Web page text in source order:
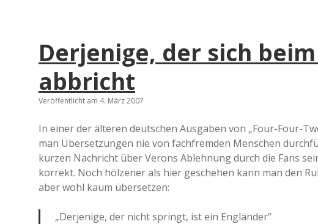
Derjenige, der sich
abbricht
Veröffentlicht am 4. März 2007
In einer der älteren deutschen Ausgaben von „Four-Four-
man Übersetzungen nie von fachfremden Menschen
kurzen Nachricht über Verons Ablehnung durch die Fans
korrekt. Noch hölzener als hier geschehen kann man den
aber wohl kaum übersetzen:
„Derjenige, der nicht springt, ist ein Engländer“